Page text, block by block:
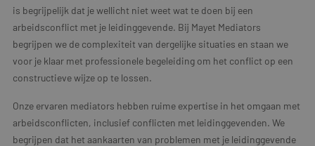
is begrijpelijk dat je wellicht niet weet wat te doen bij een
arbeidsconflict met je leidinggevende. Bij Mayet Mediators
begrijpen we de complexiteit van dergelijke situaties en staan we
voor je klaar met professionele begeleiding om het conflict op een
constructieve wijze op te lossen.
Onze ervaren mediators hebben ruime expertise in het omgaan met
arbeidsconflicten, inclusief conflicten met leidinggevenden. We
begrijpen dat het aankaarten van problemen met je leidinggevende